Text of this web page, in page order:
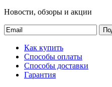
Новости, обзоры и акции
Как купить
Способы оплаты
Способы доставки
Гарантия